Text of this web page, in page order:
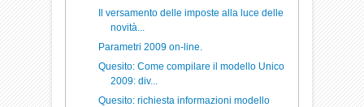
Il versamento delle imposte alla luce delle
novità...
Parametri 2009 on-line.
Quesito: Come compilare il modello Unico
2009: div...
Quesito: richiesta informazioni modello